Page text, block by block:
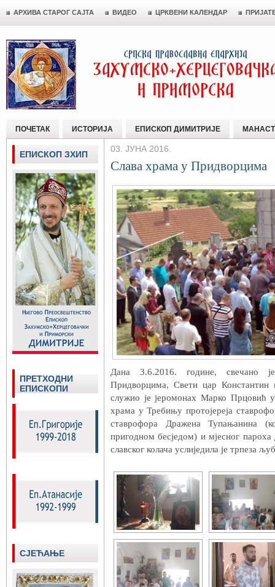
АРХИВА СТАРОГ САЈТА ВИДЕО ЦРКВЕНИ КАЛЕНДАР
ПОЧЕТАК ИСТОРИЈА ЕПИСКОП ДИМИТРИЈЕ
03. ЈУНА 2016.
Слава храма у Придворцима
Дана 3.6.2016. године, свечано
Придворцима, Свети цар Константин
служио је јеромонах Марко Прцовић
храма у Требињу протојереја
ставрофора Дражена Тупањанина
пригодном бесједом) и мјесног
славског колача услиједила је трпеза
ЕПИСКОП ЗХИП
ПРЕТХОДНИ
ЕПИСКОПИ
СЈЕЋАЊЕ